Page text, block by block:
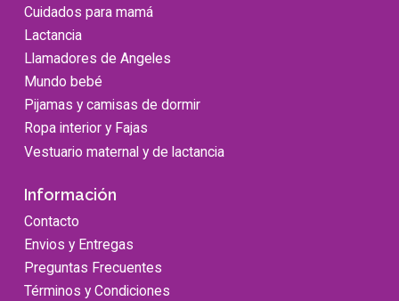
Cuidados para mamá
Lactancia
Llamadores de Angeles
Mundo bebé
Pijamas y camisas de dormir
Ropa interior y Fajas
Vestuario maternal y de lactancia
Información
Contacto
Envios y Entregas
Preguntas Frecuentes
Términos y Condiciones